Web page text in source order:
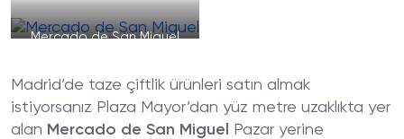
Mercado de San Miguel
Madrid’de taze çiftlik ürünleri satın almak
istiyorsanız Plaza Mayor’dan yüz metre uzaklıkta yer
alan Mercado de San Miguel
Pazar yerine